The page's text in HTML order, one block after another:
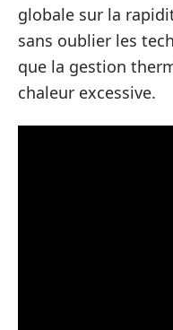
globale sur la
sans oublier les
que la gestion
chaleur excessive.